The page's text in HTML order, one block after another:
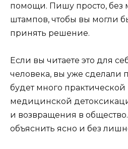
помощи. Пишу просто, без
штампов, чтобы вы могли
принять решение.
Если вы читаете это для
человека, вы уже сделали
будет много
медицинской
и возвращения в
объяснить ясно и без